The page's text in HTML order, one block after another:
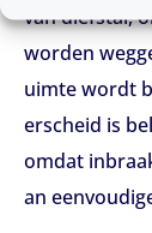
van diefstal,
worden
uimte wordt
erscheid is
omdat
an